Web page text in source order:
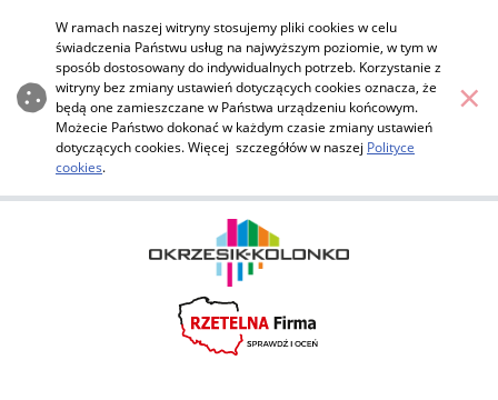
SADOLIN lakierobejca Extra -
Przejdź do menu głównego
Przejdź do głównej zawartości
W ramach naszej witryny stosujemy pliki cookies w celu
świadczenia Państwu usług na najwyższym poziomie, w tym w
sposób dostosowany do indywidualnych potrzeb. Korzystanie z
witryny bez zmiany ustawień dotyczących cookies oznacza, że
będą one zamieszczane w Państwa urządzeniu końcowym.
Możecie Państwo dokonać w każdym czasie zmiany ustawień
dotyczących cookies. Więcej szczegółów w naszej Polityce
cookies.
×